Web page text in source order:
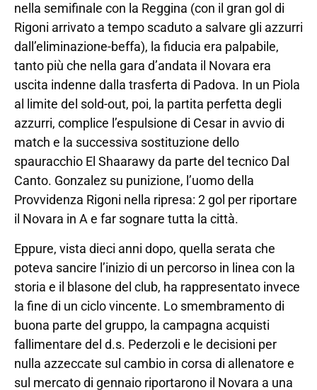
nella semifinale con la Reggina (con il gran gol di
Rigoni arrivato a tempo scaduto a salvare gli azzurri
dall’eliminazione-beffa), la fiducia era palpabile,
tanto più che nella gara d’andata il Novara era
uscita indenne dalla trasferta di Padova. In un Piola
al limite del sold-out, poi, la partita perfetta degli
azzurri, complice l’espulsione di Cesar in avvio di
match e la successiva sostituzione dello
spauracchio El Shaarawy da parte del tecnico Dal
Canto. Gonzalez su punizione, l’uomo della
Provvidenza Rigoni nella ripresa: 2 gol per riportare
il Novara in A e far sognare tutta la città.
Eppure, vista dieci anni dopo, quella serata che
poteva sancire l’inizio di un percorso in linea con la
storia e il blasone del club, ha rappresentato invece
la fine di un ciclo vincente. Lo smembramento di
buona parte del gruppo, la campagna acquisti
fallimentare del d.s. Pederzoli e le decisioni per
nulla azzeccate sul cambio in corsa di allenatore e
sul mercato di gennaio riportarono il Novara a una